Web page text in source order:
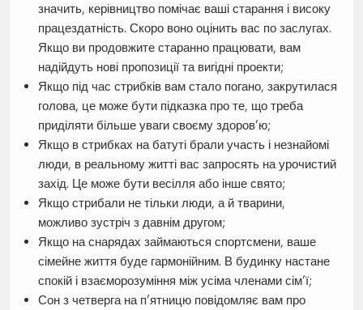
значить, керівництво помічає ваші старання і високу
працездатність. Скоро воно оцінить вас по заслугах.
Якщо ви продовжите старанно працювати, вам
надійдуть нові пропозиції та вигідні проекти;
Якщо під час стрибків вам стало погано, закрутилася
голова, це може бути підказка про те, що треба
приділяти більше уваги своєму здоров’ю;
Якщо в стрибках на батуті брали участь і незнайомі
люди, в реальному житті вас запросять на урочистий
захід. Це може бути весілля або інше свято;
Якщо стрибали не тільки люди, а й тварини,
можливо зустріч з давнім другом;
Якщо на снарядах займаються спортсмени, ваше
сімейне життя буде гармонійним. В будинку настане
спокій і взаєморозуміння між усіма членами сім’ї;
Сон з четверга на п’ятницю повідомляє вам про